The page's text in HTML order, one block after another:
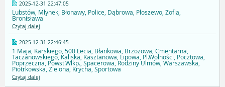
2025-12-31 22:47:05
Lubstów, Młynek, Błonawy, Police, Dąbrowa, Płoszewo, Zofia,
Bronisława
Czytaj dalej
2025-12-31 22:46:45
1 Maja, Karskiego, 500 Lecia, Błankowa, Brzozowa, Cmentarna,
Taczanowskiego, Kaliska, Kasztanowa, Lipowa, Pl.Wolności, Pocztowa,
Poprzeczna, Powst.Wlkp., Spacerowa, Rodziny Ulmów, Warszawska,
Piotrkowska, Zielona, Krycha, Sportowa
Czytaj dalej